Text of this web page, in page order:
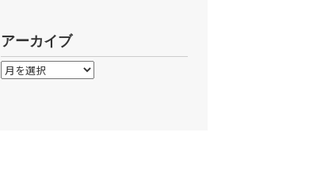
アーカイブ
ア
ー